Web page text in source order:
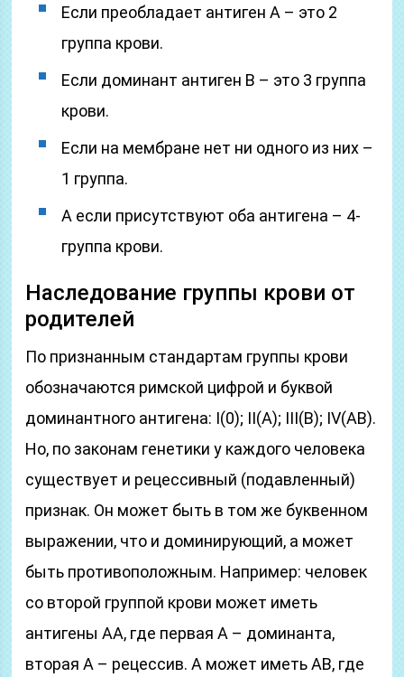
Если преобладает антиген А – это 2
группа крови.
Если доминант антиген В – это 3 группа
крови.
Если на мембране нет ни одного из них –
1 группа.
А если присутствуют оба антигена – 4-
группа крови.
Наследование группы крови от
родителей
По признанным стандартам группы крови
обозначаются римской цифрой и буквой
доминантного антигена: I(0); II(А); III(В); IV(АВ).
Но, по законам генетики у каждого человека
существует и рецессивный (подавленный)
признак. Он может быть в том же буквенном
выражении, что и доминирующий, а может
быть противоположным. Например: человек
со второй группой крови может иметь
антигены АА, где первая А – доминанта,
вторая А – рецессив. А может иметь АВ, где